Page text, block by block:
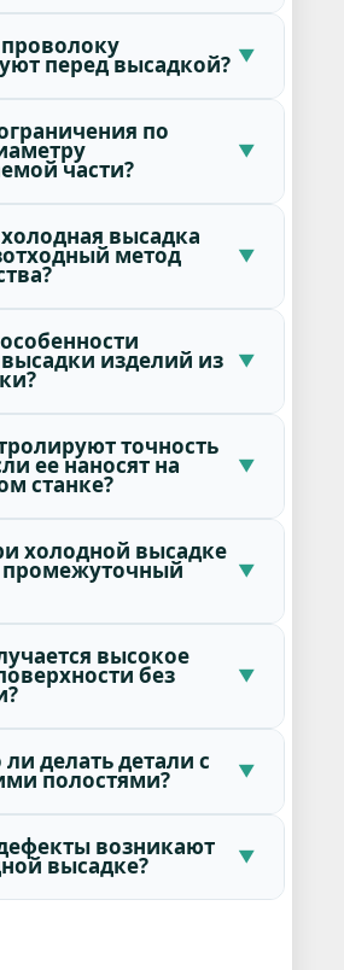
перед высадкой?
по
части?
высадка
метод
изделий из
точность
ее наносят на
станке?
холодной высадке
промежуточный
высокое
без
делать детали с
полостями?
возникают
высадке?